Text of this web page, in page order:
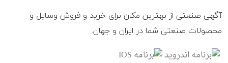
آگهی صنعتی از بهترین مکان برای خرید و فروش وسایل و
محصولات صنعتی شما در ایران و جهان.